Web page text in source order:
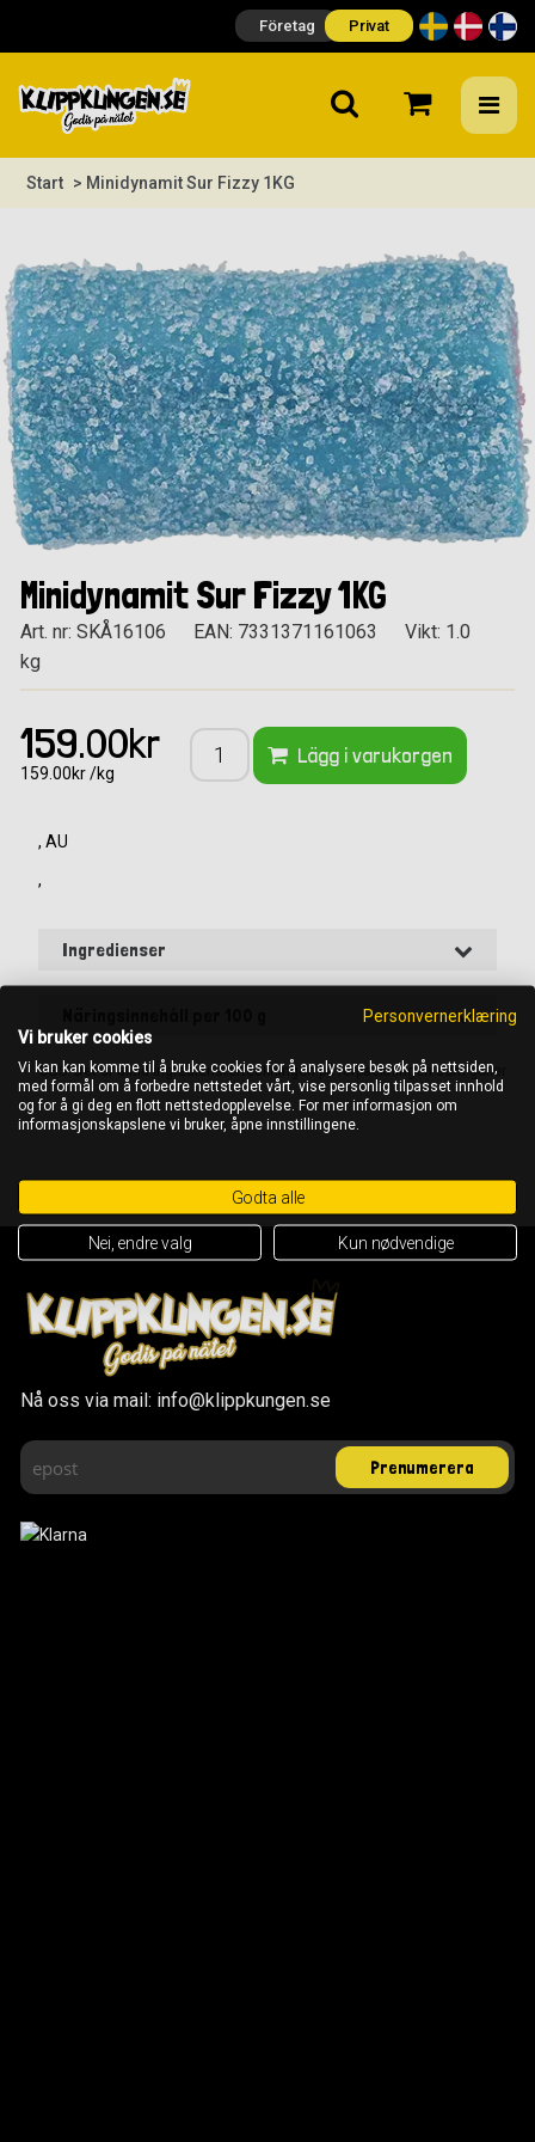
Företag Privat
Start > Minidynamit Sur Fizzy 1KG
Minidynamit Sur Fizzy 1KG
Art. nr: SKÅ16106 EAN: 7331371161063
Vikt: 1.0
kg
159.00kr
159.00kr /kg
Lägg i varukorgen
, AU
,
Ingredienser
OBS! Det är alltid ingrediensförteckningen på förpackningen som gäller
Nå oss via mail: info@klippkungen.se
Personvernerklæring
Vi bruker cookies
Vi kan kan komme til å bruke cookies for å analysere besøk på nettsiden,
med formål om å forbedre nettstedet vårt, vise personlig tilpasset innhold
og for å gi deg en flott nettstedopplevelse. For mer informasjon om
informasjonskapslene vi bruker, åpne innstillingene.
Godta alle
Nei, endre valg Kun nødvendige